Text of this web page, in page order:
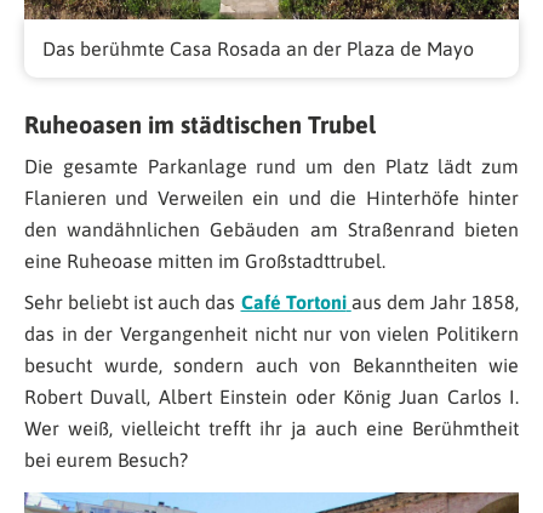
Das berühmte Casa Rosada an der Plaza de Mayo
Ruheoasen im städtischen Trubel
Die gesamte Parkanlage rund um den Platz lädt zum
Flanieren und Verweilen ein und die Hinterhöfe hinter
den wandähnlichen Gebäuden am Straßenrand bieten
eine Ruheoase mitten im Großstadttrubel.
Sehr beliebt ist auch das Café Tortoni aus dem Jahr 1858,
das in der Vergangenheit nicht nur von vielen Politikern
besucht wurde, sondern auch von Bekanntheiten wie
Robert Duvall, Albert Einstein oder König Juan Carlos I.
Wer weiß, vielleicht trefft ihr ja auch eine Berühmtheit
bei eurem Besuch?